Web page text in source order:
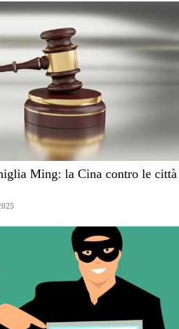
Ming: la Cina contro le città